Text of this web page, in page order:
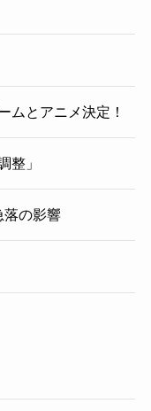
ムとアニメ決定！
整」
落の影響